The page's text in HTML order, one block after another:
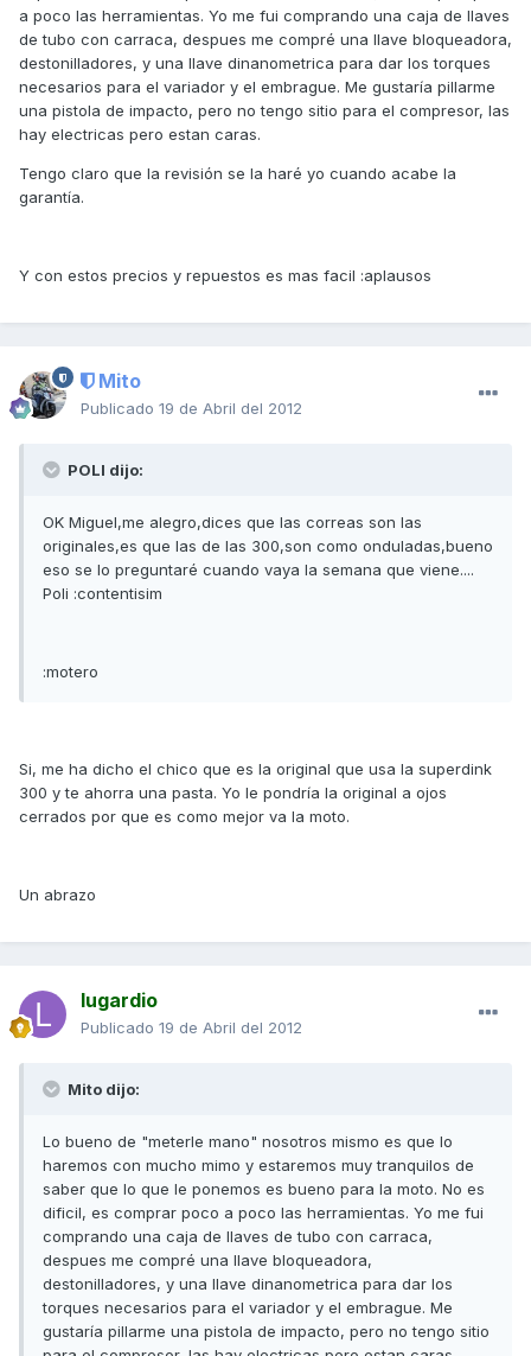
a poco las herramientas. Yo me fui comprando una caja de llaves
de tubo con carraca, despues me compré una llave bloqueadora,
destonilladores, y una llave dinanometrica para dar los torques
necesarios para el variador y el embrague. Me gustaría pillarme
una pistola de impacto, pero no tengo sitio para el compresor, las
hay electricas pero estan caras.
Tengo claro que la revisión se la haré yo cuando acabe la
garantía.
Y con estos precios y repuestos es mas facil :aplausos
Mito
Publicado 19 de Abril del 2012
POLI dijo:
OK Miguel,me alegro,dices que las correas son las
originales,es que las de las 300,son como onduladas,bueno
eso se lo preguntaré cuando vaya la semana que viene....
Poli :contentisim
:motero
Si, me ha dicho el chico que es la original que usa la superdink
300 y te ahorra una pasta. Yo le pondría la original a ojos
cerrados por que es como mejor va la moto.
Un abrazo
lugardio
Publicado 19 de Abril del 2012
Mito dijo:
Lo bueno de "meterle mano" nosotros mismo es que lo
haremos con mucho mimo y estaremos muy tranquilos de
saber que lo que le ponemos es bueno para la moto. No es
dificil, es comprar poco a poco las herramientas. Yo me fui
comprando una caja de llaves de tubo con carraca,
despues me compré una llave bloqueadora,
destonilladores, y una llave dinanometrica para dar los
torques necesarios para el variador y el embrague. Me
gustaría pillarme una pistola de impacto, pero no tengo sitio